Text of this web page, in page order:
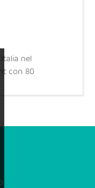
nel
con 80
1